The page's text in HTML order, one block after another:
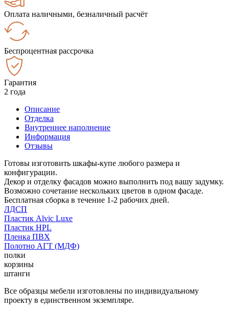
Оплата наличными, безналичный расчёт
Беспроцентная рассрочка
Гарантия
2 года
Описание
Отделка
Внутреннее наполнение
Информация
Отзывы
Готовы изготовить шкафы-купе любого размера и
конфигурации.
Декор и отделку фасадов можно выполнить под вашу задумку.
Возможно сочетание нескольких цветов в одном фасаде.
Бесплатная сборка в течение 1-2 рабочих дней.
ЛДСП
Пластик Alvic Luxe
Пластик HPL
Пленка ПВХ
Полотно АГТ (МДФ)
полки
корзины
штанги
Все образцы мебели изготовлены по индивидуальному
проекту в единственном экземпляре.